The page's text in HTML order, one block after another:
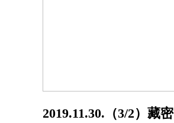
2019.11.30.（3/2）藏